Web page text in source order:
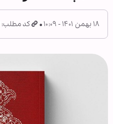
۱۸ بهمن ۱۴۰۱ - ۱۰:۰۹ کد مطلب: 1344353